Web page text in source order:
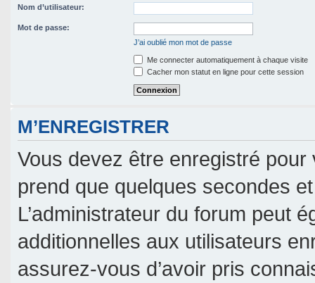
Nom d’utilisateur:
Mot de passe:
J’ai oublié mon mot de passe
Me connecter automatiquement à chaque visite
Cacher mon statut en ligne pour cette session
M’ENREGISTRER
Vous devez être enregistré pour
prend que quelques secondes
L’administrateur du forum peut
additionnelles aux utilisateurs
assurez-vous d’avoir pris